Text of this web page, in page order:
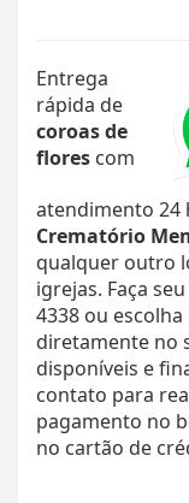
Entrega
rápida de
coroas de
flores com
atendimento 24
Crematório
qualquer outro
igrejas. Faça
4338 ou
diretamente no
disponíveis e
contato para
pagamento no
no cartão de